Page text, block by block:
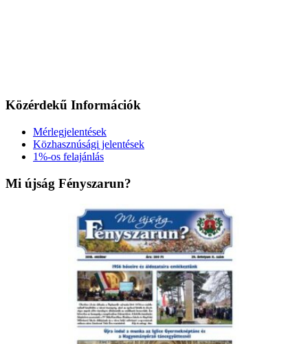
Közérdekű Információk
Mérlegjelentések
Közhasznúsági jelentések
1%-os felajánlás
Mi újság Fényszarun?